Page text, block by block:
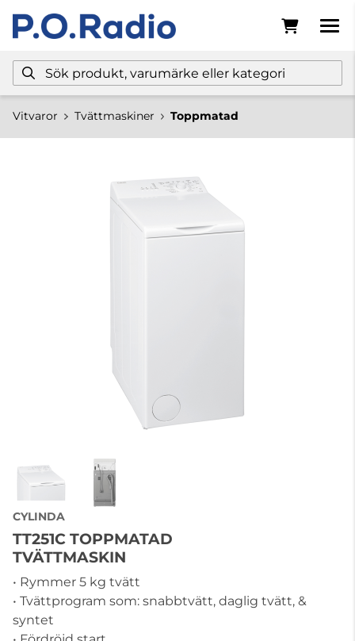
Vitvaror Tvättmaskiner Toppmatad
CYLINDA
TT251C TOPPMATAD
TVÄTTMASKIN
• Rymmer 5 kg tvätt
• Tvättprogram som: snabbtvätt, daglig tvätt, &
syntet